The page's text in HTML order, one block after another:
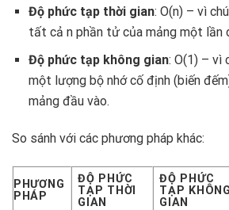
Độ phức tạp thời gian: O(n) – vì
tất cả n phần tử của mảng một lần
Độ phức tạp không gian: O(1) – vì
một lượng bộ nhớ cố định (biến
mảng đầu vào.
So sánh với các phương pháp khác:
PHƯƠNG
PHÁP
ĐỘ PHỨC
TẠP THỜI
GIAN
ĐỘ PHỨC
TẠP KHÔNG
GIAN